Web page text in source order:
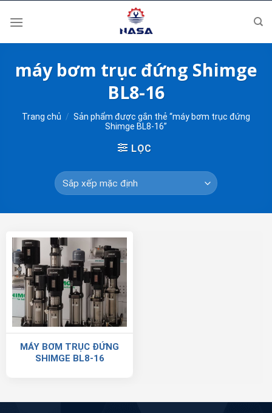
máy bơm trục đứng Shimge
BL8-16
Trang chủ / Sản phẩm được gắn thẻ “máy bơm trục đứng
Shimge BL8-16”
LỌC
MÁY BƠM TRỤC ĐỨNG
SHIMGE BL8-16